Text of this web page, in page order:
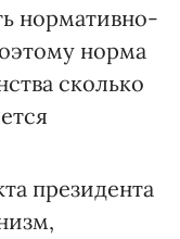
нормативно-
норма
сколько
президента